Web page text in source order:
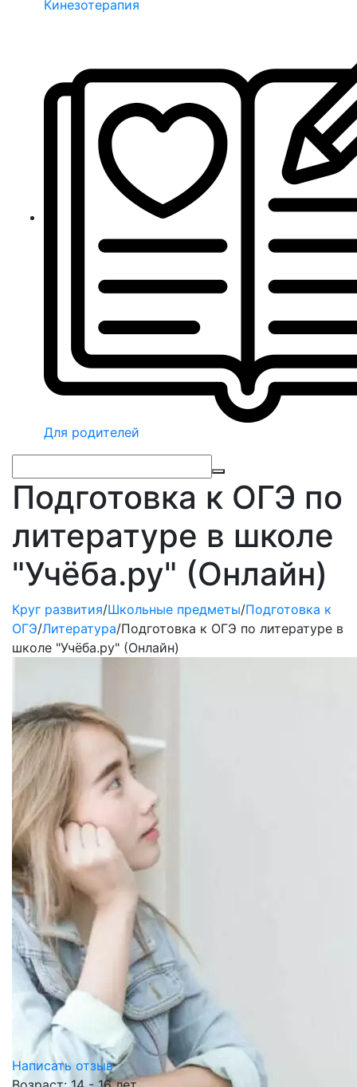
Кинезотерапия
Для родителей
Подготовка к ОГЭ по
литературе в школе
"Учёба.ру" (Онлайн)
Круг развития/Школьные предметы/Подготовка к
ОГЭ/Литература/Подготовка к ОГЭ по литературе в
школе "Учёба.ру" (Онлайн)
Написать отзыв